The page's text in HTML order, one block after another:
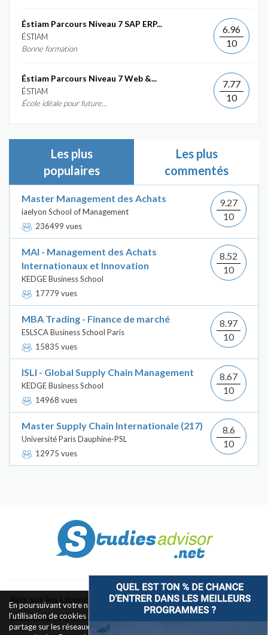
Éstiam Parcours Niveau 7 SAP ERP...
ÉSTIAM
Bonne formation
6.96
10
Éstiam Parcours Niveau 7 Web &...
ÉSTIAM
École idéale pour future...
7.77
10
Les plus
populaires
Les plus
commentés
Master Management des Achats
iaelyon School of Management
236499 vues
9.27
10
MAI - Management des Achats
Internationaux et Innovation
KEDGE Business School
17779 vues
8.52
10
MBA Trading - Finance de marché
ESLSCA Business School Paris
15835 vues
8.97
10
ISLI - Global Supply Chain Management
KEDGE Business School
14968 vues
8.67
10
Master Supply Chain Internationale (217)
Université Paris Dauphine-PSL
12975 vues
8.6
10
Avis sur les Licences & Bachelors
Classement des Écoles
En poursuivant votre navigation sur ce site, vous acceptez
l'utilisation de cookies pour le fonctionnement des boutons de
partage sur les réseaux sociaux et la mesure d'audience des